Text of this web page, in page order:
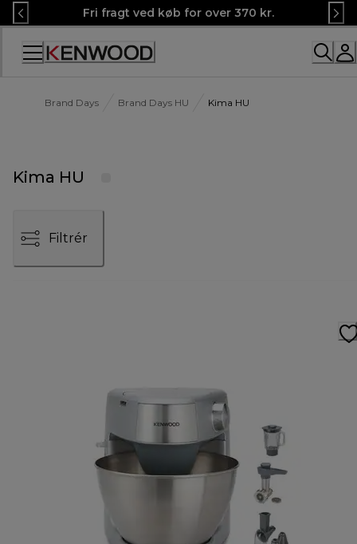
Skip
to
Content
Fri fragt ved køb for over 370 kr.
Brand Days Brand Days HU Kima HU
Kima HU
Filtrér